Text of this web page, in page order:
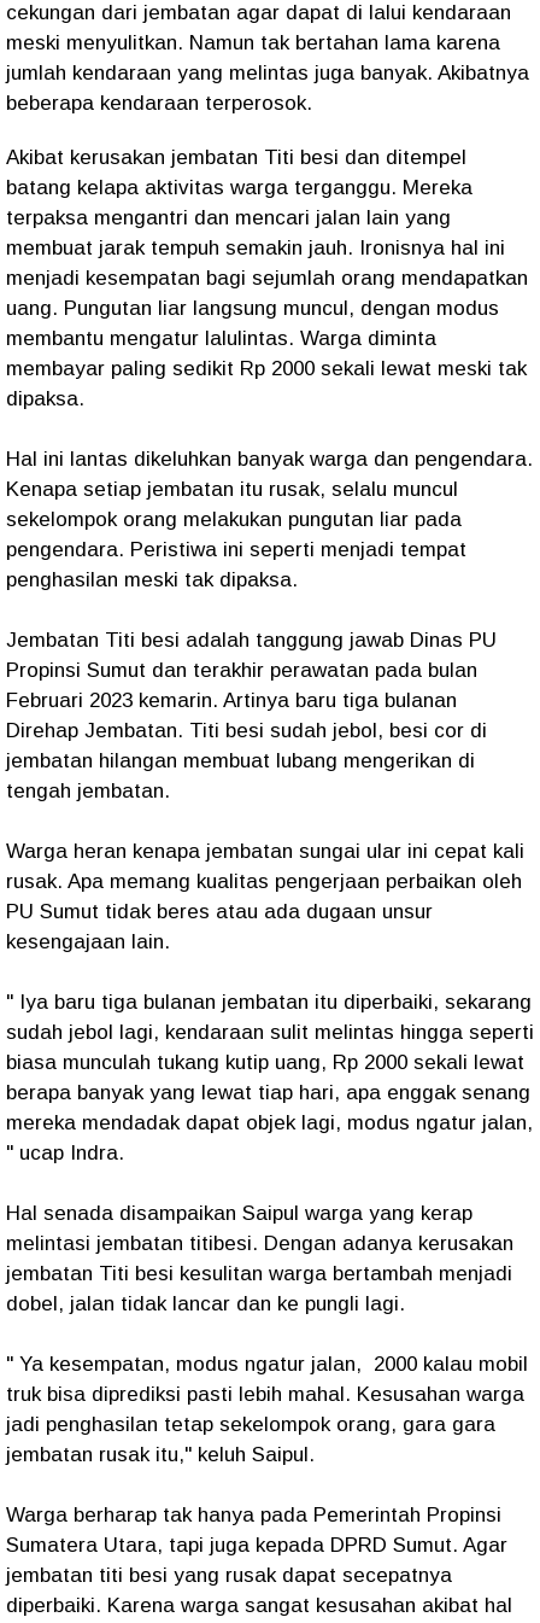
cekungan dari jembatan agar dapat di lalui kendaraan
meski menyulitkan. Namun tak bertahan lama karena
jumlah kendaraan yang melintas juga banyak. Akibatnya
beberapa kendaraan terperosok.
Akibat kerusakan jembatan Titi besi dan ditempel
batang kelapa aktivitas warga terganggu. Mereka
terpaksa mengantri dan mencari jalan lain yang
membuat jarak tempuh semakin jauh. Ironisnya hal ini
menjadi kesempatan bagi sejumlah orang mendapatkan
uang. Pungutan liar langsung muncul, dengan modus
membantu mengatur lalulintas. Warga diminta
membayar paling sedikit Rp 2000 sekali lewat meski tak
dipaksa.
Hal ini lantas dikeluhkan banyak warga dan pengendara.
Kenapa setiap jembatan itu rusak, selalu muncul
sekelompok orang melakukan pungutan liar pada
pengendara. Peristiwa ini seperti menjadi tempat
penghasilan meski tak dipaksa.
Jembatan Titi besi adalah tanggung jawab Dinas PU
Propinsi Sumut dan terakhir perawatan pada bulan
Februari 2023 kemarin. Artinya baru tiga bulanan
Direhap Jembatan. Titi besi sudah jebol, besi cor di
jembatan hilangan membuat lubang mengerikan di
tengah jembatan.
Warga heran kenapa jembatan sungai ular ini cepat kali
rusak. Apa memang kualitas pengerjaan perbaikan oleh
PU Sumut tidak beres atau ada dugaan unsur
kesengajaan lain.
" Iya baru tiga bulanan jembatan itu diperbaiki, sekarang
sudah jebol lagi, kendaraan sulit melintas hingga seperti
biasa munculah tukang kutip uang, Rp 2000 sekali lewat
berapa banyak yang lewat tiap hari, apa enggak senang
mereka mendadak dapat objek lagi, modus ngatur jalan,
" ucap Indra.
Hal senada disampaikan Saipul warga yang kerap
melintasi jembatan titibesi. Dengan adanya kerusakan
jembatan Titi besi kesulitan warga bertambah menjadi
dobel, jalan tidak lancar dan ke pungli lagi.
" Ya kesempatan, modus ngatur jalan, 2000 kalau mobil
truk bisa diprediksi pasti lebih mahal. Kesusahan warga
jadi penghasilan tetap sekelompok orang, gara gara
jembatan rusak itu," keluh Saipul.
Warga berharap tak hanya pada Pemerintah Propinsi
Sumatera Utara, tapi juga kepada DPRD Sumut. Agar
jembatan titi besi yang rusak dapat secepatnya
diperbaiki. Karena warga sangat kesusahan akibat hal